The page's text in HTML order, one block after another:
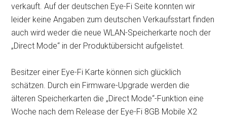
verkauft. Auf der deutschen Eye-Fi Seite konnten wir
leider keine Angaben zum deutschen Verkaufsstart finden
auch wird weder die neue WLAN-Speicherkarte noch der
„Direct Mode“ in der Produktübersicht aufgelistet.
Besitzer einer Eye-Fi Karte können sich glücklich
schätzen. Durch ein Firmware-Upgrade werden die
älteren Speicherkarten die „Direct Mode“-Funktion eine
Woche nach dem Release der Eye-Fi 8GB Mobile X2